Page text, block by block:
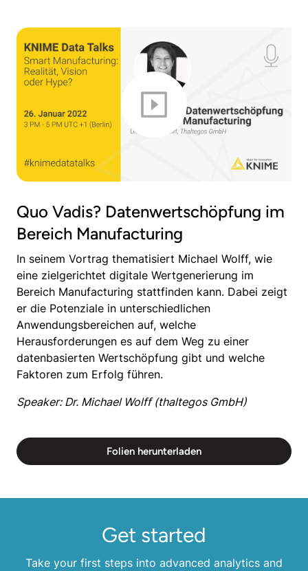
Quo Vadis? Datenwertschöpfung im
Bereich Manufacturing
In seinem Vortrag thematisiert Michael Wolff, wie
eine zielgerichtet digitale Wertgenerierung im
Bereich Manufacturing stattfinden kann. Dabei zeigt
er die Potenziale in unterschiedlichen
Anwendungsbereichen auf, welche
Herausforderungen es auf dem Weg zu einer
datenbasierten Wertschöpfung gibt und welche
Faktoren zum Erfolg führen.
Speaker: Dr. Michael Wolff (thaltegos GmbH)
Folien herunterladen
Get started
Take your first steps into advanced analytics and